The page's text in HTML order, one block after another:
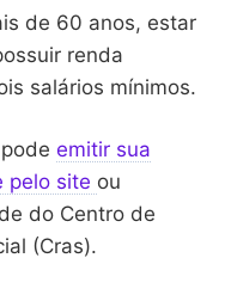
de 60 anos, estar
renda
salários mínimos.
emitir sua
pelo site ou
do Centro de
(Cras).